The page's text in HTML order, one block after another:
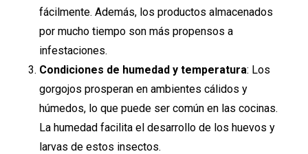
fácilmente. Además, los productos almacenados
por mucho tiempo son más propensos a
infestaciones.
Condiciones de humedad y temperatura: Los
gorgojos prosperan en ambientes cálidos y
húmedos, lo que puede ser común en las cocinas.
La humedad facilita el desarrollo de los huevos y
larvas de estos insectos.